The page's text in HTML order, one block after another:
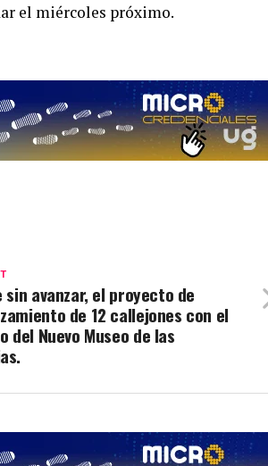
el miércoles próximo.
sin avanzar, el proyecto de
de 12 callejones con el
del Nuevo Museo de las